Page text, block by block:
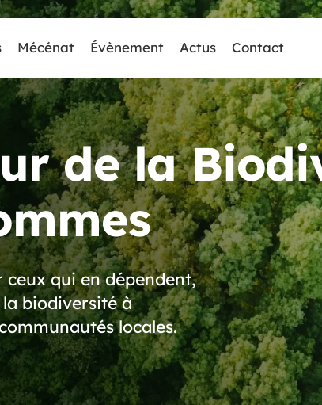
Mécénat Évènement Actus Contact
de la
ceux qui en dépendent,
la biodiversité à
locales.